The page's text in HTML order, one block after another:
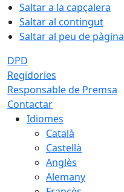
Saltar a la capçalera
Saltar al contingut
Saltar al peu de pàgina
DPD
Regidories
Responsable de Premsa
Contactar
Idiomes
Català
Castellà
Anglès
Alemany